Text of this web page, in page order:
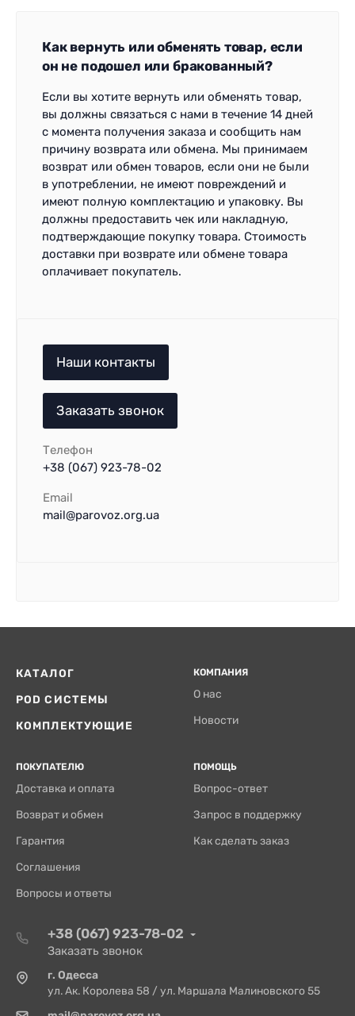
Как вернуть или обменять товар, если
он не подошел или бракованный?
Если вы хотите вернуть или обменять товар,
вы должны связаться с нами в течение 14 дней
с момента получения заказа и сообщить нам
причину возврата или обмена. Мы принимаем
возврат или обмен товаров, если они не были
в употреблении, не имеют повреждений и
имеют полную комплектацию и упаковку. Вы
должны предоставить чек или накладную,
подтверждающие покупку товара. Стоимость
доставки при возврате или обмене товара
оплачивает покупатель.
Наши контакты
Заказать звонок
Телефон
+38 (067) 923-78-02
Email
mail@parovoz.org.ua
КАТАЛОГ
POD СИСТЕМЫ
КОМПЛЕКТУЮЩИЕ
КОМПАНИЯ
О нас
Новости
ПОКУПАТЕЛЮ
Доставка и оплата
Возврат и обмен
Гарантия
Соглашения
Вопросы и ответы
ПОМОЩЬ
Вопрос-ответ
Запрос в поддержку
Как сделать заказ
+38 (067) 923-78-02
Заказать звонок
г. Одесса
ул. Ак. Королева 58 / ул. Маршала Малиновского 55